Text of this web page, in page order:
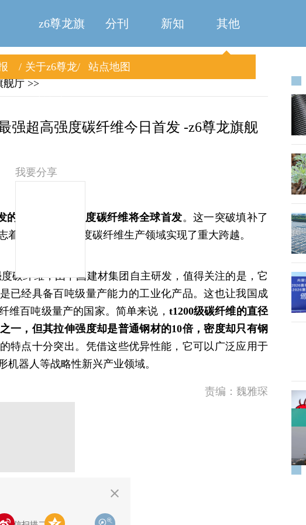
z6尊龙旗
舰厅
分刊 新知 其他
关于z6尊龙
站点地图
舰厅 >>
强超高强度碳纤维今日首发 -z6尊龙旗舰
我要分享
的t1200级超高强度碳纤维将全球首发。这一突破填补了
着我国在超高强度碳纤维生产领域实现了重大跨越。
碳纤维，由中国建材集团自主研发，值得关注的是，它
已经具备百吨级量产能力的工业化产品。这也让我国成
维百吨级量产的国家。简单来说， t1200级碳纤维的直径
一，但其拉伸强度却是普通钢材的10倍，密度却只有钢
特点十分突出。凭借这些优异性能，它可以广泛应用于
机器人等战略性新兴产业领域。
责编：魏雅琛